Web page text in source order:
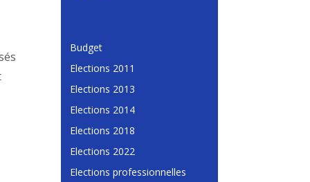
Budget
Elections 2011
Elections 2013
Elections 2014
Elections 2018
Elections 2022
Elections professionnelles